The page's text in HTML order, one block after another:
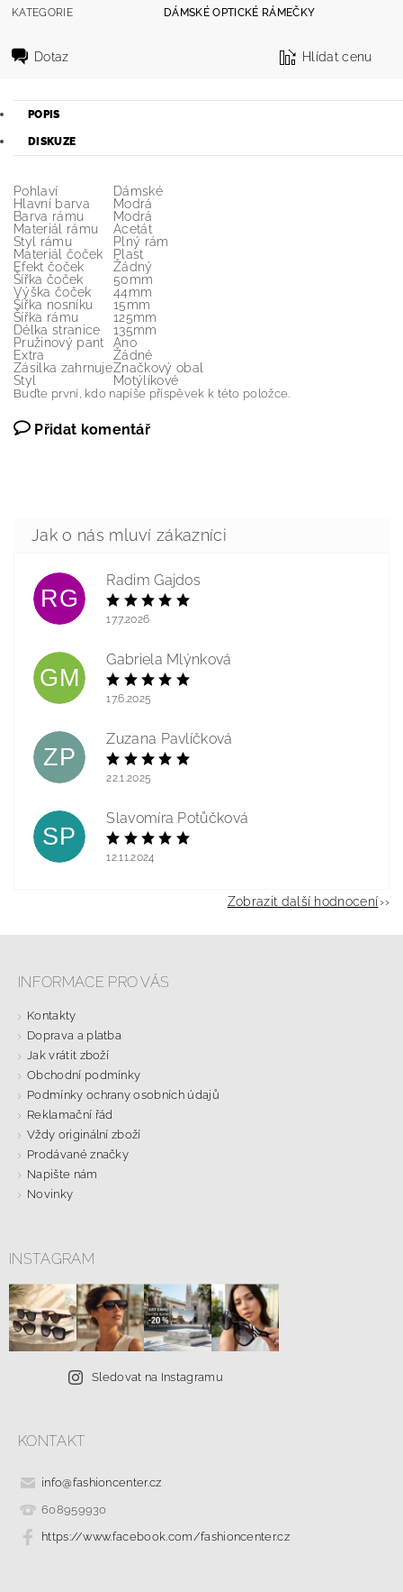
KATEGORIE
DÁMSKÉ OPTICKÉ RÁMEČKY
Dotaz Hlídat cenu
POPIS
DISKUZE
Pohlaví
Dámské
Hlavní barva
Modrá
Barva rámu
Modrá
Materiál rámu
Acetát
Styl rámu
Plný rám
Materiál čoček
Plast
Efekt čoček
Žádný
Šířka čoček
50mm
Výška čoček
44mm
Šířka nosníku
15mm
Šířka rámu
125mm
Délka stranice
135mm
Pružinový pant
Ano
Extra
Žádné
Zásilka zahrnujeZnačkový obal
Styl
Motýlíkové
Buďte první, kdo napíše příspěvek k této položce.
Přidat komentář
RG
Radim Gajdos
17.7.2026
GM
Gabriela Mlýnková
17.6.2025
ZP
Zuzana Pavlíčková
22.1.2025
SP
Slavomíra Potůčková
12.11.2024
Zobrazit další hodnocení
INFORMACE PRO VÁS
Kontakty
Doprava a platba
Jak vrátit zboží
Obchodní podmínky
Podmínky ochrany osobních údajů
Reklamační řád
Vždy originální zboží
Prodávané značky
Napište nám
Novinky
INSTAGRAM
Sledovat na Instagramu
KONTAKT
info@fashioncenter.cz
608959930
https://www.facebook.com/fashioncenter.cz